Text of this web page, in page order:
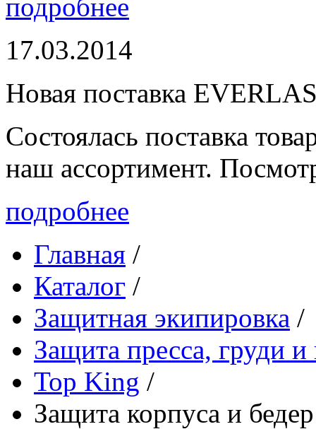
подробнее
17.03.2014
Новая поставка
Состоялась поставка
наш ассортимент.
подробнее
Главная /
Каталог /
Защитная экипировка /
Защита пресса, груди и
Top King /
Защита корпуса и